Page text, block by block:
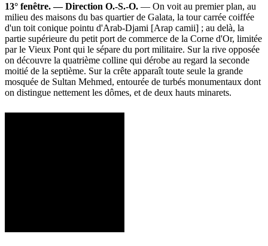
13° fenêtre. — Direction O.-S.-O. — On voit au premier plan, au
milieu des maisons du bas quartier de Galata, la tour carrée coiffée
d'un toit conique pointu d'Arab-Djami [Arap camii] ; au delà, la
partie supérieure du petit port de commerce de la Corne d'Or, limitée
par le Vieux Pont qui le sépare du port militaire. Sur la rive opposée
on découvre la quatrième colline qui dérobe au regard la seconde
moitié de la septième. Sur la crête apparaît toute seule la grande
mosquée de Sultan Mehmed, entourée de turbés monumentaux dont
on distingue nettement les dômes, et de deux hauts minarets.